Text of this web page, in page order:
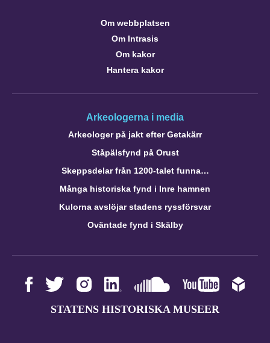
Om webbplatsen
Om Intrasis
Om kakor
Hantera kakor
Arkeologerna i media
Arkeologer på jakt efter Getakärr
Ståpälsfynd på Orust
Skeppsdelar från 1200-talet funna…
Många historiska fynd i Inre hamnen
Kulorna avslöjar stadens ryssförsvar
Oväntade fynd i Skälby
STATENS HISTORISKA MUSEER